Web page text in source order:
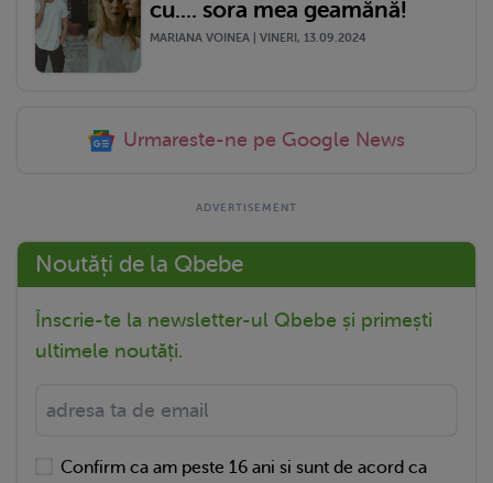
cu.... sora mea geamănă!
MARIANA VOINEA | VINERI, 13.09.2024
Urmareste-ne pe Google News
Noutăți de la Qbebe
Înscrie-te la newsletter-ul Qbebe și primești
ultimele noutăți.
Confirm ca am peste 16 ani si sunt de acord ca